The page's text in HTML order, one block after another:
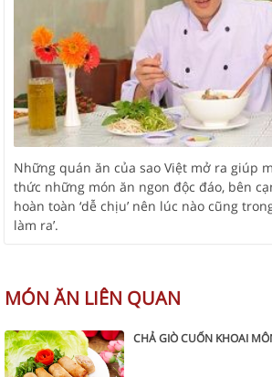
Những quán ăn của sao Việt mở ra giúp
thức những món ăn ngon độc đáo, bên
hoàn toàn ‘dễ chịu’ nên lúc nào cũng
làm ra’.
MÓN ĂN LIÊN QUAN
CHẢ GIÒ CUỐN KHOAI